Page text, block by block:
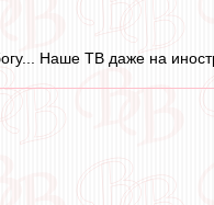
Наше ТВ даже на